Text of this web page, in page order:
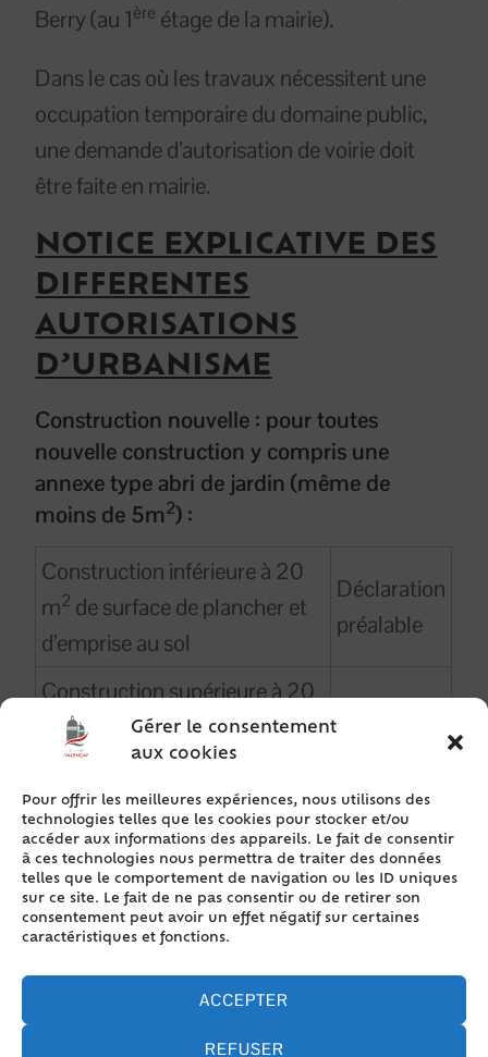
Gérer le consentement
aux cookies
Pour offrir les meilleures expériences, nous utilisons des
technologies telles que les cookies pour stocker et/ou
accéder aux informations des appareils. Le fait de consentir
à ces technologies nous permettra de traiter des données
telles que le comportement de navigation ou les ID uniques
sur ce site. Le fait de ne pas consentir ou de retirer son
consentement peut avoir un effet négatif sur certaines
caractéristiques et fonctions.
ACCEPTER
REFUSER
Berry (au 1ère étage de la mairie).
Dans le cas où les travaux nécessitent une
occupation temporaire du domaine public,
une demande d’autorisation de voirie doit
être faite en mairie.
NOTICE EXPLICATIVE DES
DIFFERENTES
AUTORISATIONS
D’URBANISME
Construction nouvelle : pour toutes
nouvelle construction y compris une
annexe type abri de jardin (même de
moins de 5m2) :
Construction inférieure à 20
m2 de surface de plancher et
d’emprise au sol
Déclaration
préalable
Construction supérieure à 20
2de surface de plancher ou
d’emprise au sol
Permis de
Extension d’une construction existante :
Extension de 5 à 20 m² de
surface de plancher ou
d’emprise au sol, sur une
construction existante
Déclaration